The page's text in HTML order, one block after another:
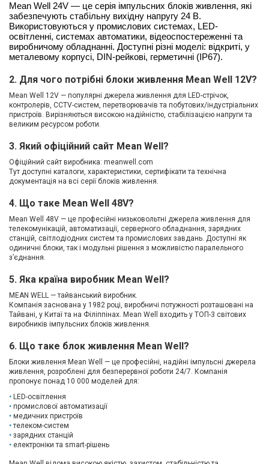
Mean Well 24V — це серія імпульсних блоків живлення, які
забезпечують стабільну вихідну напругу 24 В.
Використовуються у промислових системах, LED-
освітленні, системах автоматики, відеоспостереженні та
виробничому обладнанні. Доступні різні моделі: відкриті, у
металевому корпусі, DIN-рейкові, герметичні (IP67).
2. Для чого потрібні блоки живлення Mean Well 12V?
Mean Well 12V — популярні джерела живлення для LED-стрічок,
контролерів, CCTV-систем, перетворювачів та побутових/індустріальних
пристроїв. Вирізняються високою надійністю, стабілізацією напруги та
великим ресурсом роботи.
3. Який офіційний сайт Mean Well?
Офіційний сайт виробника: meanwell.com
Тут доступні каталоги, характеристики, сертифікати та технічна
документація на всі серії блоків живлення.
4. Що таке Mean Well 48V?
Mean Well 48V — це професійні низьковольтні джерела живлення для
телекомунікацій, автоматизації, серверного обладнання, зарядних
станцій, світлодіодних систем та промислових завдань. Доступні як
одиничні блоки, так і модульні рішення з можливістю паралельного
з’єднання.
5. Яка країна виробник Mean Well?
MEAN WELL — тайванський виробник.
Компанія заснована у 1982 році, виробничі потужності розташовані на
Тайвані, у Китаї та на Філіппінах. Mean Well входить у ТОП-3 світових
виробників імпульсних блоків живлення.
6. Що таке блок живлення Mean Well?
Блоки живлення Mean Well — це професійні, надійні імпульсні джерела
живлення, розроблені для безперервної роботи 24/7. Компанія
пропонує понад 10 000 моделей для:
LED-освітлення
промислової автоматизації
медичних пристроїв
телеком-систем
зарядних станцій
електроніки та smart-рішень